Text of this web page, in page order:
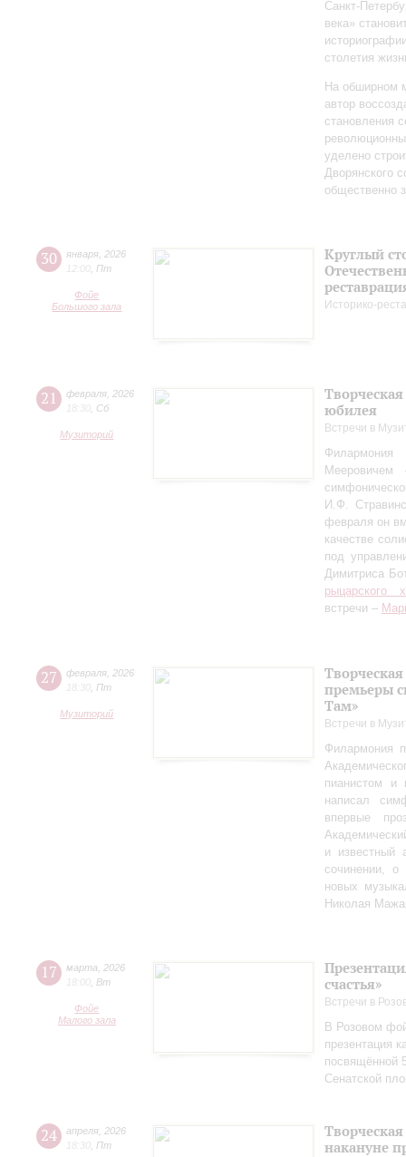
века»
столетия
На обширном
автор
становления
уделено
Дворянского
общественно
30 января 2026
Пт
Фойе
Большого зала
Круглый
Историко-
21 февраля 2026
18:30
Сб
Музиторий
юбилея
Встречи в
Мееровичем
И.Ф.
февраля он
качестве
под
Димитриса
рыцарского
встречи –
27 февраля 2026
18:30 Пт
Музиторий
премьеры
Там»
Встречи в
Филармония
пианистом и
написал
впервые
и известный
сочинении,
новых
Николая
17 марта
2026
18:00 Вт
Фойе
Малого зала
счастья»
Встречи в
В Розовом
презентация
посвящённой
Сенатской
24 апреля 2026
18:30 Пт
накануне